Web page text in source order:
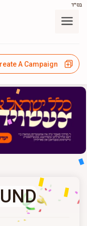
בס"ד
A Campaign